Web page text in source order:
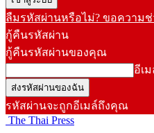
ลืมรหัสผ่านหรือไม่? ขอความช่
กู้คืนรหัสผ่าน
กู้คืนรหัสผ่านของคุณ
อีเ
รหัสผ่านจะถูกอีเมล์ถึงคุณ
The Thai Press